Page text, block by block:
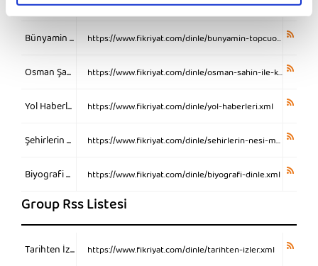
Aşk sözleri https://www.fikriyat.com/dinle/ask-sozleri.xml
Bünyamin Topçuoğlu ile Sureler https://www.fikriyat.com/dinle/bunyamin-topcuoglu-ile-sureler.xml
Osman Şahin İle Kuran Dinle https://www.fikriyat.com/dinle/osman-sahin-ile-kuran-dinle.xml
Yol Haberleri https://www.fikriyat.com/dinle/yol-haberleri.xml
Şehirlerin Nesi Meşhur https://www.fikriyat.com/dinle/sehirlerin-nesi-meshur.xml
Biyografi Dinle https://www.fikriyat.com/dinle/biyografi-dinle.xml
Group Rss Listesi
Tarihten İzler https://www.fikriyat.com/dinle/tarihten-izler.xml